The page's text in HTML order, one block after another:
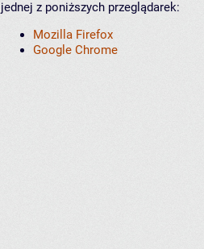
jednej z poniższych przeglądarek:
Mozilla Firefox
Google Chrome